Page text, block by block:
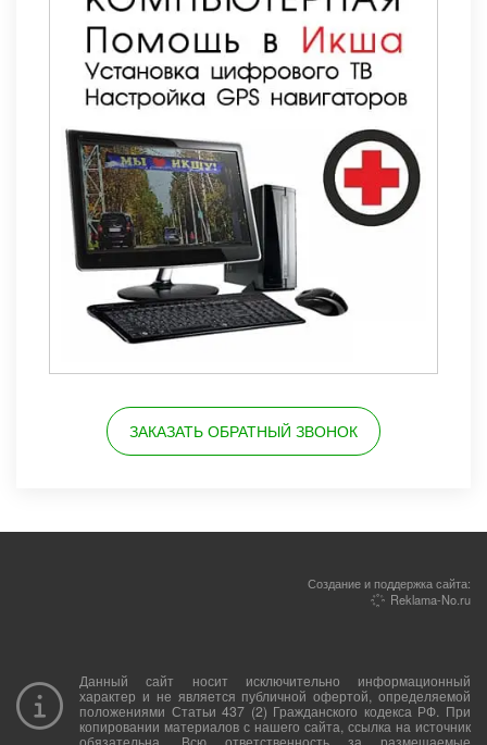
ЗАКАЗАТЬ ОБРАТНЫЙ ЗВОНОК
Создание и поддержка сайта:
Reklama-No.ru
Данный сайт носит исключительно информационный
характер и не является публичной офертой, определяемой
положениями Статьи 437 (2) Гражданского кодекса РФ. При
копировании материалов с нашего сайта, ссылка на источник
обязательна. Всю ответственность за размещаемые